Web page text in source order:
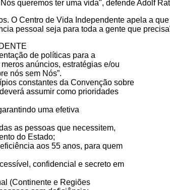
queremos ter uma vida", defende Adolf
O Centro de Vida Independente apela a
pessoal seja para toda a gente que
de políticas para a
anúncios, estratégias e/ou
nós sem Nós”.
constantes da Convenção sobre
assumir como prioridades
uma efetiva
as pessoas que necessitem,
do Estado;
aos 55 anos, para quem
confidencial e secreto em
(Continente e Regiões